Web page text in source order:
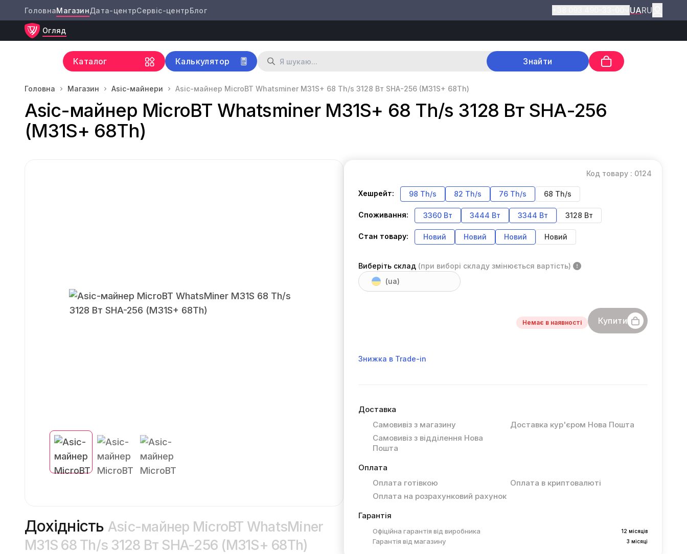
ГоловнаМагазинДата-центрСервіс-центрБлог UARU
Огляд
Каталог Калькулятор Знайти
Головна Магазин Asic-майнери Asic-майнер MicroBT Whatsminer M31S+ 68 Th/s 3128 Вт SHA-256 (M31S+ 68Th)
Asic-майнер MicroBT Whatsminer M31S+ 68 Th/s 3128 Вт SHA-256
(M31S+ 68Th)
Дохідність Asic-майнер MicroBT WhatsMiner
M31S 68 Th/s 3128 Вт SHA-256 (M31S+ 68Th)
Код товару : 0124
Хешрейт: 98 Th/s 82 Th/s 76 Th/s 68 Th/s
Споживання: 3360 Вт 3444 Вт 3344 Вт 3128 Вт
Стан товару: Новий Новий Новий Новий
Виберіть склад (при виборі складу змінюється вартість)
(ua)
Знижка в Trade-in
Немає в наявності Купити
Доставка
Самовивіз з магазину
Доставка кур'єром Нова Пошта
Самовивіз з відділення Нова
Пошта
Оплата
Оплата готівкою
Оплата в криптовалюті
Оплата на розрахунковий рахунок
Гарантія
Офіційна гарантія від виробника 12 місяців
Гарантія від магазину 3 місяці